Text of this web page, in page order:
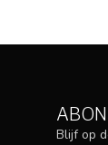
Blijf op